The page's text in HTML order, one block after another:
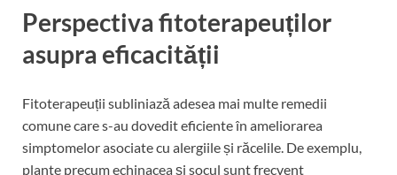
Perspectiva fitoterapeuților
asupra eficacității
Fitoterapeuții subliniază adesea mai multe remedii
comune care s-au dovedit eficiente în ameliorarea
simptomelor asociate cu alergiile și răcelile. De exemplu,
plante precum echinacea și socul sunt frecvent